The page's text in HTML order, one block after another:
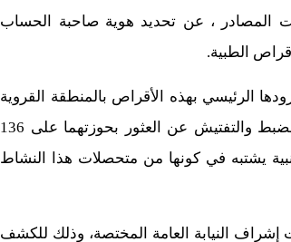
المصادر ، عن تحديد هوية صاحبة الحساب
الطبية.
الرئيسي بهذه الأقراص بالمنطقة القروية
“ثلاثاء لولاد” بضواحي مدينة سطات، حيث أسفرت عملية الضبط والتفتيش عن العثور بحوزتهما على 136
يشتبه في كونها من متحصلات هذا النشاط
النيابة العامة المختصة، وذلك للكشف